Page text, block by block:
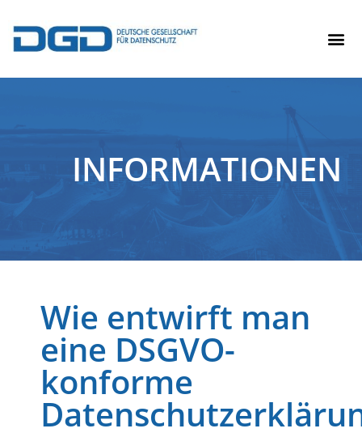
INFORMATIONEN
Wie entwirft man
eine DSGVO-
konforme